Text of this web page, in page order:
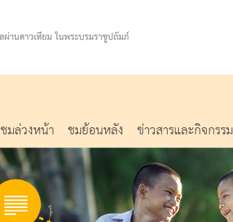
ชมล่วงหน้า ชมย้อนหลัง ข่าวสารและกิจกรรม